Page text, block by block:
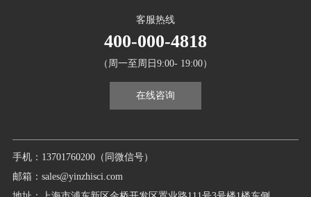
手机：13701760200（同微信号）
邮箱：sales@yinzhisci.com
客服热线
400-000-4818
（周一至周日9:00- 19:00）
在线咨询